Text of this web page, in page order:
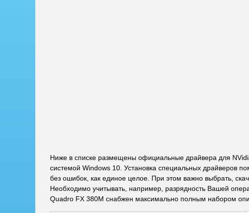
Ниже в списке размещены официальные драйвера для
системой Windows 10. Установка специальных драйверов
без ошибок, как единое целое. При этом важно выбрать,
Необходимо учитывать, например, разрядность Вашей
Quadro FX 380M снабжен максимально полным набором